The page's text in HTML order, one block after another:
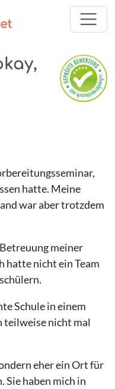
hatte. Meine
war aber trotzdem
meiner
hatte nicht ein Team
Schule in einem
teilweise nicht mal
eher ein Ort für
Sie haben mich in